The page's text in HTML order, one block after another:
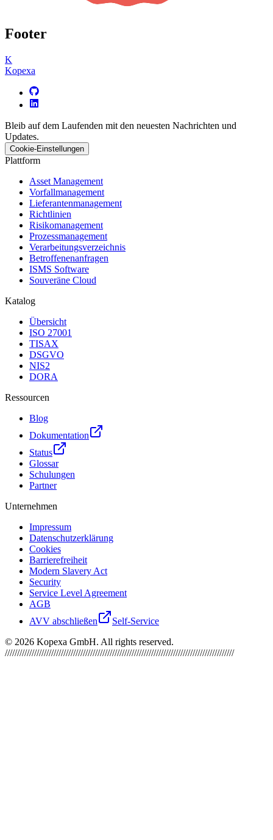
Footer
K
Kopexa
Bleib auf dem Laufenden mit den neuesten Nachrichten und
Updates.
Cookie-Einstellungen
Plattform
Asset Management
Vorfallmanagement
Lieferantenmanagement
Richtlinien
Risikomanagement
Prozessmanagement
Verarbeitungsverzeichnis
Betroffenenanfragen
ISMS Software
Souveräne Cloud
Katalog
Übersicht
ISO 27001
TISAX
DSGVO
NIS2
DORA
Ressourcen
Blog
Dokumentation
Status
Glossar
Schulungen
Partner
Unternehmen
Impressum
Datenschutzerklärung
Cookies
Barrierefreiheit
Modern Slavery Act
Security
Service Level Agreement
AGB
AVV abschließen
Self-Service
© 2026 Kopexa GmbH. All rights reserved.
//////////////////////////////////////////////////////////////////////////////////////////////